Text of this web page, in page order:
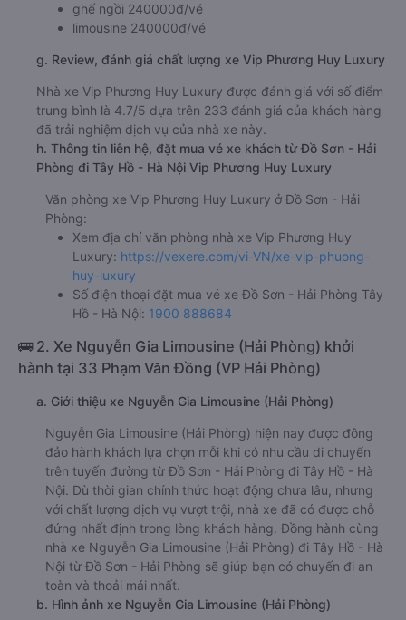
ghế ngồi 240000đ/vé
limousine 240000đ/vé
g. Review, đánh giá chất lượng xe Vip Phương Huy Luxury
Nhà xe Vip Phương Huy Luxury được đánh giá với số điểm
trung bình là 4.7/5 dựa trên 233 đánh giá của khách hàng
đã trải nghiệm dịch vụ của nhà xe này.
h. Thông tin liên hệ, đặt mua vé xe khách từ Đồ Sơn - Hải
Phòng đi Tây Hồ - Hà Nội Vip Phương Huy Luxury
Văn phòng xe Vip Phương Huy Luxury ở Đồ Sơn - Hải
Phòng:
Xem địa chỉ văn phòng nhà xe Vip Phương Huy
Luxury: https://vexere.com/vi-VN/xe-vip-phuong-
huy-luxury
Số điện thoại đặt mua vé xe Đồ Sơn - Hải Phòng Tây
Hồ - Hà Nội: 1900 888684
🚌 2. Xe Nguyễn Gia Limousine (Hải Phòng) khởi
hành tại 33 Phạm Văn Đồng (VP Hải Phòng)
a. Giới thiệu xe Nguyễn Gia Limousine (Hải Phòng)
Nguyễn Gia Limousine (Hải Phòng) hiện nay được đông
đảo hành khách lựa chọn mỗi khi có nhu cầu di chuyển
trên tuyến đường từ Đồ Sơn - Hải Phòng đi Tây Hồ - Hà
Nội. Dù thời gian chính thức hoạt động chưa lâu, nhưng
với chất lượng dịch vụ vượt trội, nhà xe đã có được chỗ
đứng nhất định trong lòng khách hàng. Đồng hành cùng
nhà xe Nguyễn Gia Limousine (Hải Phòng) đi Tây Hồ - Hà
Nội từ Đồ Sơn - Hải Phòng sẽ giúp bạn có chuyến đi an
toàn và thoải mái nhất.
b. Hình ảnh xe Nguyễn Gia Limousine (Hải Phòng)